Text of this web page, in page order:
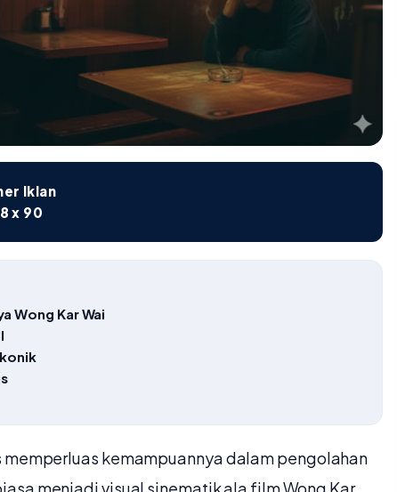
Iklan
x 90
Wong Kar Wai
memperluas kemampuannya dalam pengolahan